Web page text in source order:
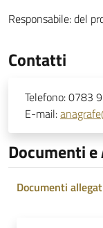
Responsabile:del
Contatti
Telefono:0783
E-mail:
Documenti
Documenti